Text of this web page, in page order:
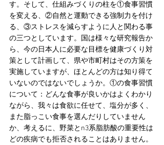
す。そして、仕組みづくりの柱を①食事習慣
を変える、②自然と運動できる強制力を付け
る、③ストレスを減らすように人と関わる事
の三つとしています。国は様々な研究報告か
ら、今の日本人に必要な目標を健康づくり対
策として計画して、県や市町村はその方策を
実施していますが、ほとんどの方は知り得て
いないのではないでしょうか。①の食事習慣
について：どんな食事が良いかはよくわかり
ながら、我々は食欲に任せて、塩分が多く、
また脂っこい食事を選んだりしていません
か、考えるに、野菜とn3系脂肪酸の重要性は
どの疾病でも拒否されることはありません。